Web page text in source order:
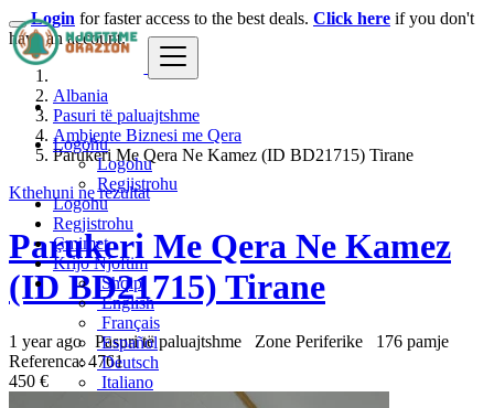
Logohu
Logohu
Regjistrohu
Logohu
Regjistrohu
Çmimet
Krijo Njoftim
Shqip
English
Français
Español
Deutsch
Italiano
Login for faster access to the best deals. Click here if you don't
have an account.
Albania
Pasuri të paluajtshme
Ambjente Biznesi me Qera
Parukeri Me Qera Ne Kamez (ID BD21715) Tirane
Kthehuni ne rezultat
Parukeri Me Qera Ne Kamez
(ID BD21715) Tirane
1 year ago Pasuri të paluajtshme Zone Periferike
176 pamje
Referenca: 4761
450 €